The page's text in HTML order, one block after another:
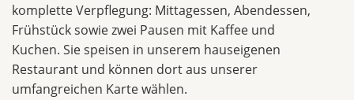
komplette Verpflegung: Mittagessen, Abendessen,
Frühstück sowie zwei Pausen mit Kaffee und
Kuchen. Sie speisen in unserem hauseigenen
Restaurant und können dort aus unserer
umfangreichen Karte wählen.